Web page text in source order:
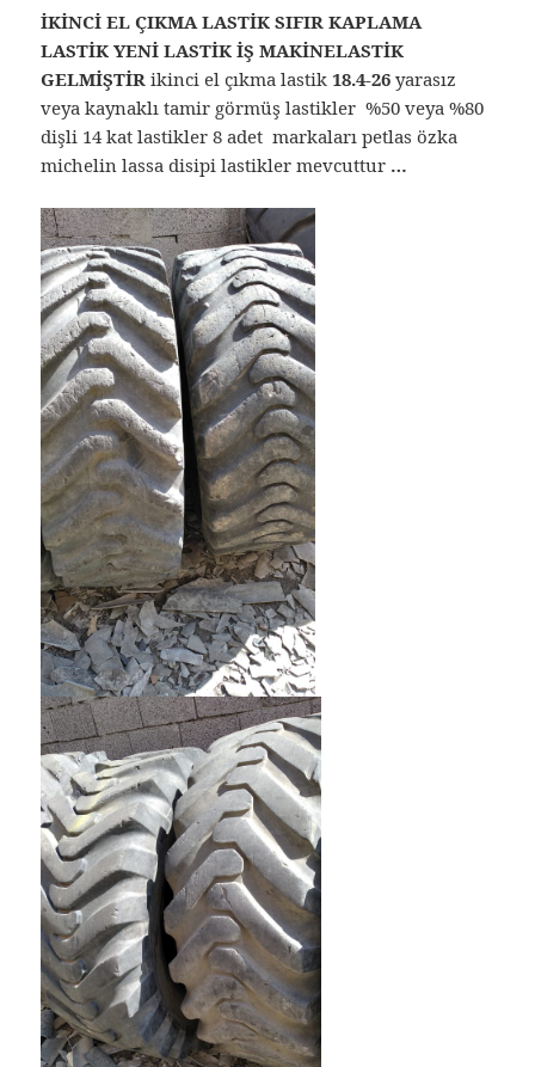
İKİNCİ EL ÇIKMA LASTİK SIFIR KAPLAMA
LASTİK YENİ LASTİK İŞ MAKİNELASTİK
GELMİŞTİRikinci el çıkma lastik18.4-26yarasız
veya kaynaklı tamir görmüş lastikler %50 veya %80
dişli 14 kat lastikler 8 adet markaları petlas özka
michelin lassa disipi lastikler mevcuttur …